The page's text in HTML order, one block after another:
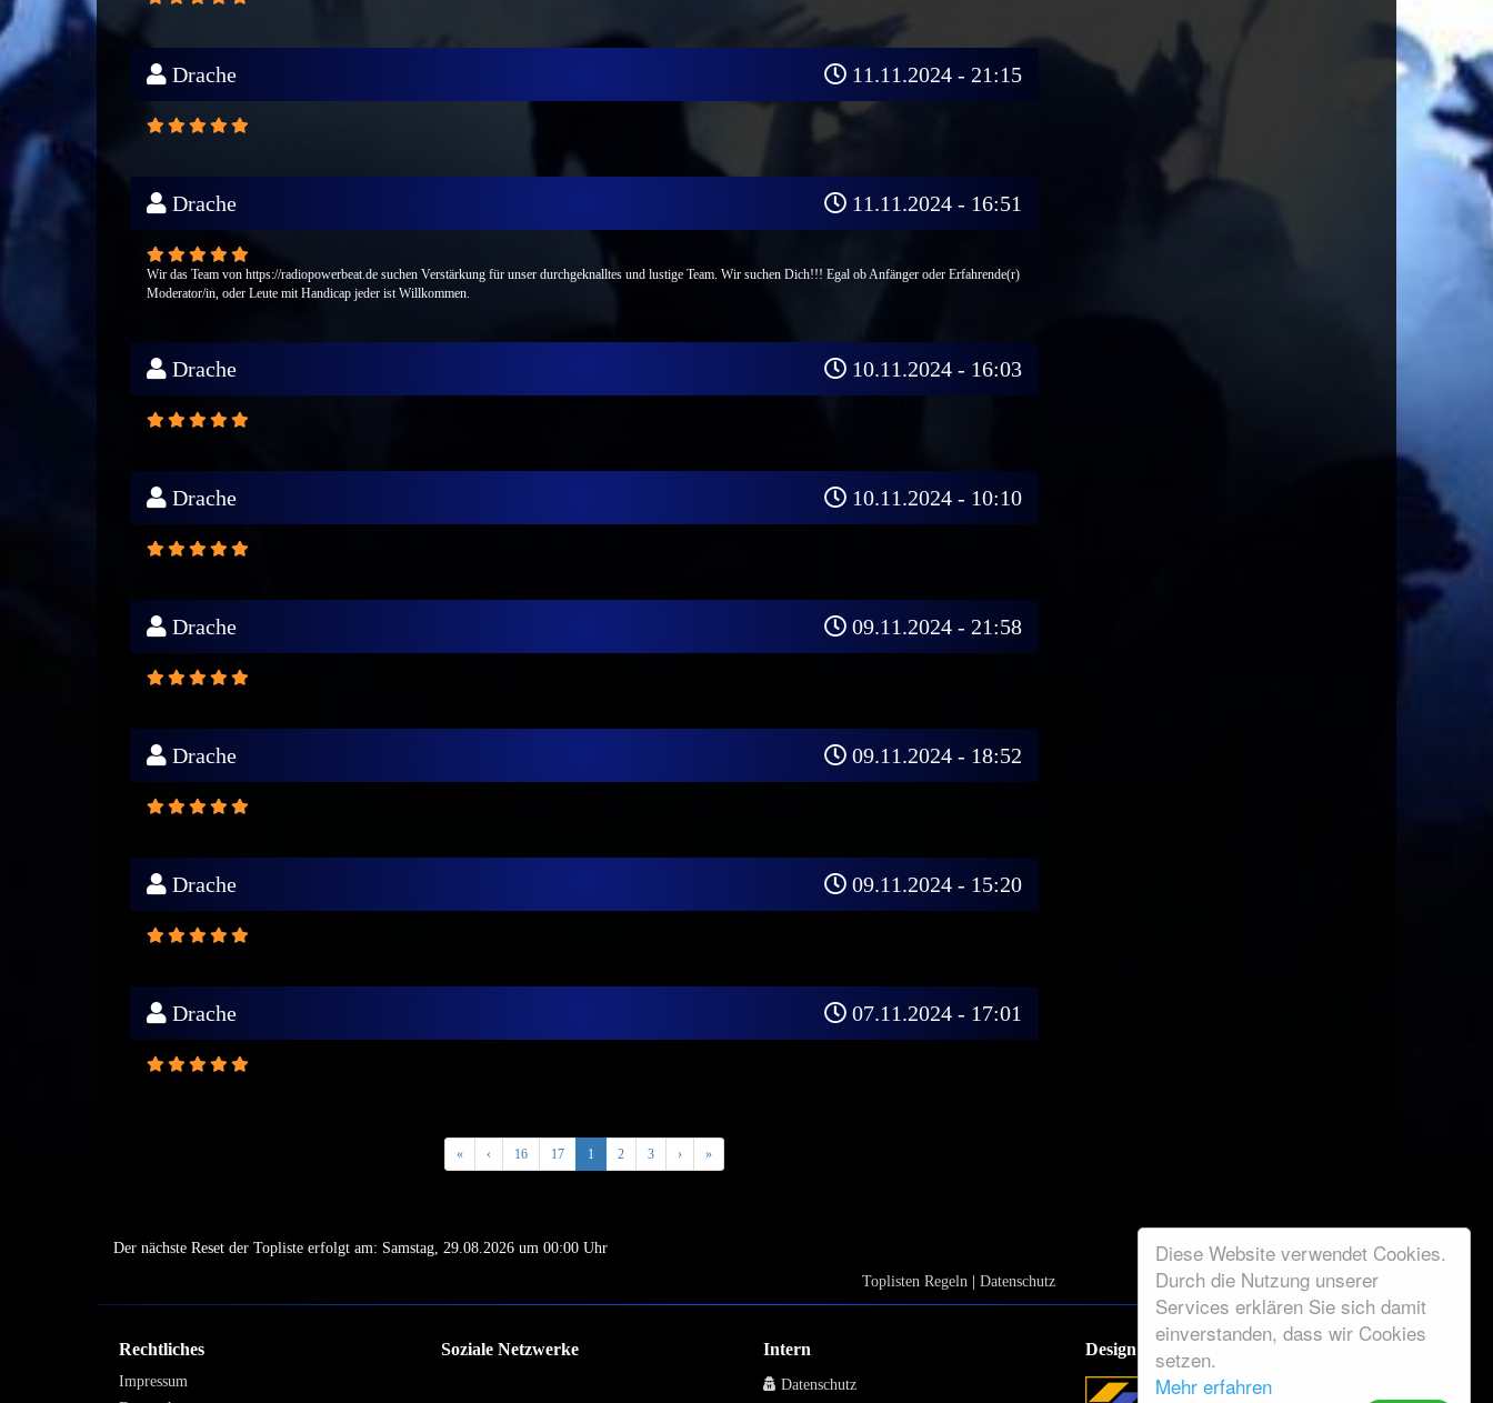
Diese Website verwendet Cookies.
Durch die Nutzung unserer
Services erklären Sie sich damit
einverstanden, dass wir Cookies
setzen.
Mehr erfahren
Drache 11.11.2024 - 21:15
Drache 11.11.2024 - 16:51
Wir das Team von https://radiopowerbeat.de suchen Verstärkung für unser durchgeknalltes und lustige Team. Wir suchen Dich!!! Egal ob Anfänger oder Erfahrende(r)
Moderator/in, oder Leute mit Handicap jeder ist Willkommen.
Drache 10.11.2024 - 16:03
Drache 10.11.2024 - 10:10
Drache 09.11.2024 - 21:58
Drache 09.11.2024 - 18:52
Drache 09.11.2024 - 15:20
Drache 07.11.2024 - 17:01
« ‹ 16 17 1 2 3 › »
Der nächste Reset der Topliste erfolgt am: Samstag, 29.08.2026 um 00:00 Uhr
Toplisten Regeln| Datenschutz
Rechtliches
Impressum
Soziale Netzwerke Intern
Datenschutz
Design